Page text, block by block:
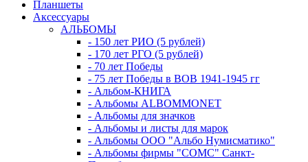
Планшеты
Аксессуары
АЛЬБОМЫ
- 150 лет РИО (5 рублей)
- 170 лет РГО (5 рублей)
- 70 лет Победы
- 75 лет Победы в ВОВ 1941-1945 гг
- Альбом-КНИГА
- Альбомы ALBOMMONET
- Альбомы для значков
- Альбомы и листы для марок
- Альбомы ООО "Альбо Нумисматико"
- Альбомы фирмы "СОМС" Санкт-